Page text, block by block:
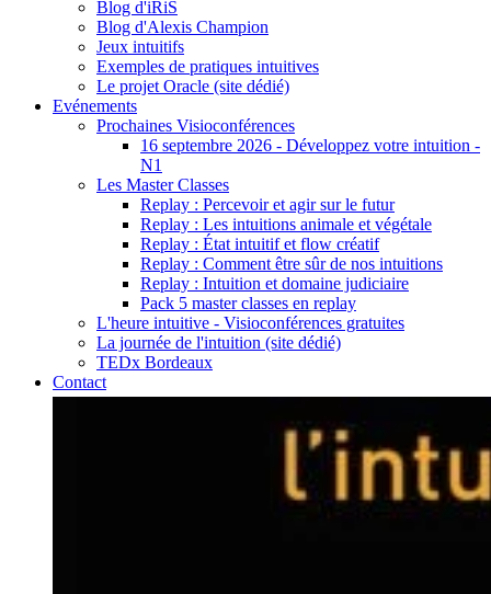
Blog d'iRiS
Blog d'Alexis Champion
Jeux intuitifs
Exemples de pratiques intuitives
Le projet Oracle (site dédié)
Evénements
Prochaines Visioconférences
16 septembre 2026 - Développez votre intuition -
N1
Les Master Classes
Replay : Percevoir et agir sur le futur
Replay : Les intuitions animale et végétale
Replay : État intuitif et flow créatif
Replay : Comment être sûr de nos intuitions
Replay : Intuition et domaine judiciaire
Pack 5 master classes en replay
L'heure intuitive - Visioconférences gratuites
La journée de l'intuition (site dédié)
TEDx Bordeaux
Contact